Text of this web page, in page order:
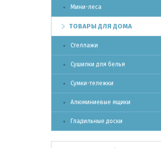
Мини-леса
ТОВАРЫ ДЛЯ ДОМА
Стеллажи
Сушилки для белья
Сумки-тележки
Алюминиевые ящики
Гладильные доски